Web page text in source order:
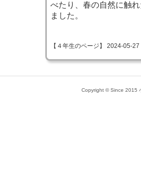
べたり、春の自然に触
ました。
【４年生のページ】 2024-05-
Copyright © Since 2015